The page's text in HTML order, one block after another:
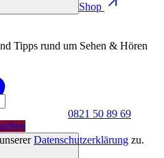
Shop
0821 50 89 69
Tipps rund um Sehen & Hören
Datenschutzerklärung zu.